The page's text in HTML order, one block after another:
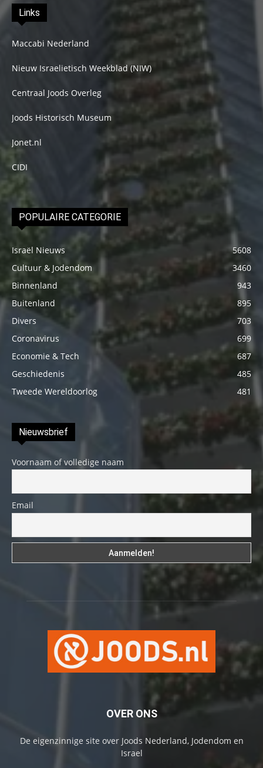
Links
Maccabi Nederland
Nieuw Israelietisch Weekblad (NIW)
Centraal Joods Overleg
Joods Historisch Museum
Jonet.nl
CIDI
POPULAIRE CATEGORIE
Israël Nieuws
5608
Cultuur & Jodendom
3460
Binnenland
943
Buitenland
895
Divers
703
Coronavirus
699
Economie & Tech
687
Geschiedenis
485
Tweede Wereldoorlog
481
Nieuwsbrief
Voornaam of volledige naam
Email
OVER ONS
De eigenzinnige site over Joods Nederland, Jodendom en
Israel